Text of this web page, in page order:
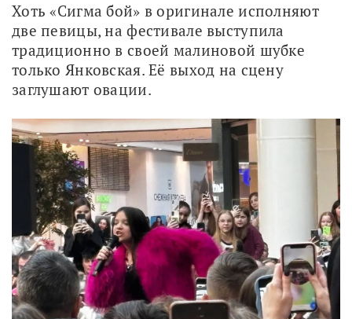
Хоть «Сигма бой» в оригинале исполняют
две певицы, на фестивале выступила
традиционно в своей малиновой шубке
только Янковская. Её выход на сцену
заглушают овации.